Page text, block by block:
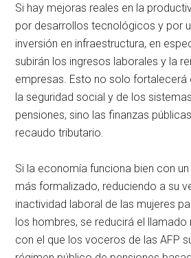
Si hay mejoras reales en la
por desarrollos tecnológicos y por
inversión en infraestructura, en
subirán los ingresos laborales y la
empresas. Esto no solo fortalecerá
la seguridad social y de los
pensiones, sino las finanzas
recaudo tributario.
Si la economía funciona bien con
más formalizado, reduciendo a su
inactividad laboral de las mujeres
los hombres, se reducirá el
con el que los voceros de las AFP